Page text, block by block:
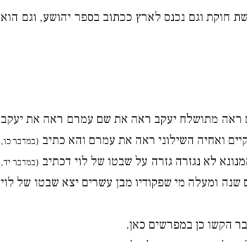
חוקת וגם נכנס לארץ ככתוב בספר יהושע, וגם הוא
ראה מתושלח יעקב ראה את שם עמרם ראה את יעקב
ואחיה השילוני ראה את עמרם והא כתיב (במדבר כו,
לא נגזרה גזרה על שבטו של לוי דכתיב (במדבר יד,
ומעלה מי שפקודיו מבן עשרים יצא שבטו של לוי
הקשו כן במפרשים כאן.